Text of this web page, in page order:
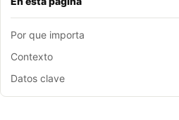
Por que importa
Contexto
Datos clave